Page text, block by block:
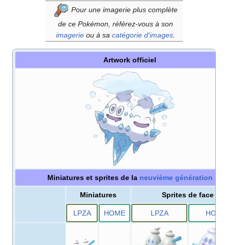
Pour une imagerie plus complète
de ce Pokémon, référez-vous à son
imagerieou à sa catégorie d'images.
Artwork officiel
Miniatures et sprites de la neuvième génération
Miniatures Sprites de face
LPZA HOME LPZA HOME